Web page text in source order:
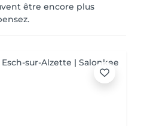
être encore plus